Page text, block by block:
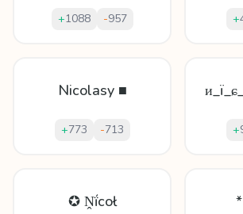
+1088 -957 +
Nicolasy ■
+773 -713 +
✪ Ṋḯсoł